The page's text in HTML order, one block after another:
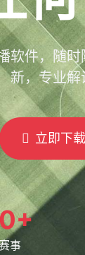
软件，随
新，专业解
立即下载
事